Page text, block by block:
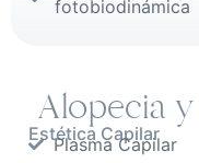
fotobiodinámica
Alopecia
Estética Capilar
Plasma Capilar